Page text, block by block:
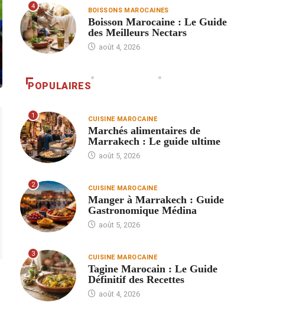
4 BOISSONS MAROCAINES
Boisson Marocaine : Le Guide
des Meilleurs Nectars
août 4, 2026
POPULAIRES
1 CUISINE MAROCAINE
Marchés alimentaires de
Marrakech : Le guide ultime
août 5, 2026
2 CUISINE MAROCAINE
Manger à Marrakech : Guide
Gastronomique Médina
août 5, 2026
3 CUISINE MAROCAINE
Tagine Marocain : Le Guide
Définitif des Recettes
août 4, 2026